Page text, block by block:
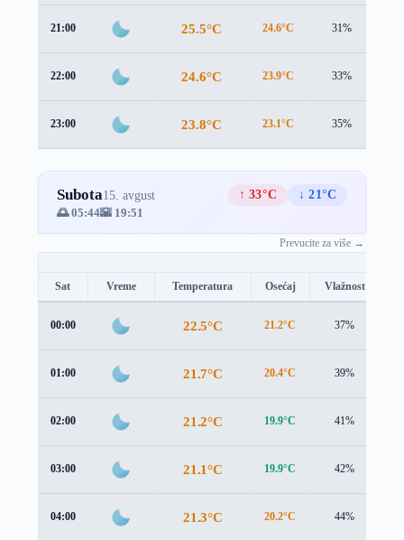
21:00 25.5°C 24.6°C 31%
22:00 24.6°C 23.9°C 33%
23:00 23.8°C 23.1°C 35%
Subota15. avgust ↑ 33°C
↓ 21°C
🌅 05:44🌇 19:51
Prevucite za više →
Sat Vreme Temperatura Osećaj Vlažnost
00:00 22.5°C 21.2°C 37%
01:00 21.7°C 20.4°C 39%
02:00 21.2°C 19.9°C 41%
03:00 21.1°C 19.9°C 42%
04:00 21.3°C 20.2°C 44%